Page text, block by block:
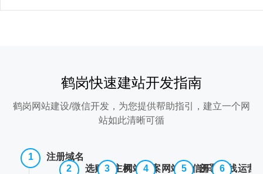
鹤岗快速建站开发指南
鹤岗网站建设/微信开发，为您提供帮助指引，建立一个网
站如此清晰可循
注册域名
选购云主机网站备案 网站/微信开发
部署上线运营